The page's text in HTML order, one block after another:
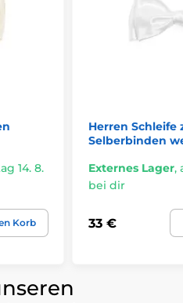
14. 8.
Korb
Herren Schleife
Selberbinden
Externes Lager,
bei dir
33 €